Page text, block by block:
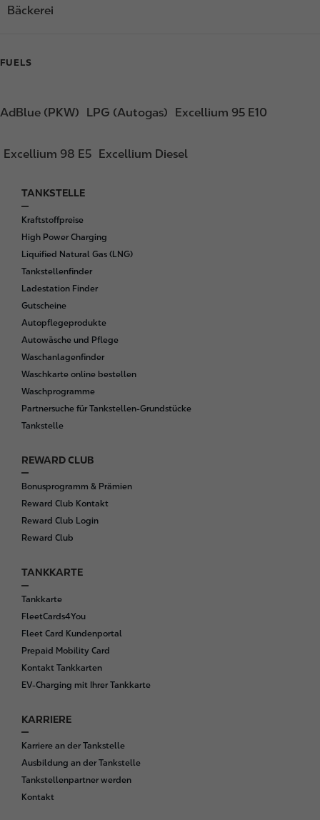
Bäckerei
FUELS
AdBlue (PKW) LPG (Autogas) Excellium 95 E10
Excellium 98 E5 Excellium Diesel
F
o
o
t
e
r
TANKSTELLE
Kraftstoffpreise
High Power Charging
Liquified Natural Gas (LNG)
Tankstellenfinder
Ladestation Finder
Gutscheine
Autopflegeprodukte
Autowäsche und Pflege
Waschanlagenfinder
Waschkarte online bestellen
Waschprogramme
Partnersuche für Tankstellen-Grundstücke
Tankstelle
REWARD CLUB
Bonusprogramm & Prämien
Reward Club Kontakt
Reward Club Login
Reward Club
TANKKARTE
Tankkarte
FleetCards4You
Fleet Card Kundenportal
Prepaid Mobility Card
Kontakt Tankkarten
EV-Charging mit Ihrer Tankkarte
KARRIERE
Karriere an der Tankstelle
Ausbildung an der Tankstelle
Tankstellenpartner werden
Kontakt